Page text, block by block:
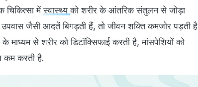
चिकित्सा मेंस्वास्थ्यको शरीर के आंतरिक संतुलन से जोड़ा
उपवास जैसी आदतें बिगड़ती हैं, तो जीवन शक्ति कमजोर पड़ती है
के माध्यम से शरीर को डिटॉक्सिफाई करती है, मांसपेशियों को
कम करती है.